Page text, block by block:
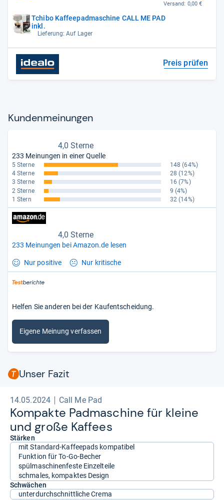
Tchibo Kaffeepadmaschine CALL ME PAD
inkl.
Lieferung: Auf Lager
Versand: 0,00 €
Preis prüfen
Kun­den­mei­nun­gen
4,0 Sterne
233 Meinungen in einer Quelle
5 Sterne 148 (64%)
4 Sterne
28 (12%)
3 Sterne
16 (7%)
2 Sterne
9 (4%)
1 Stern
32 (14%)
4,0 Sterne
233 Meinungen bei Amazon.de lesen
Nur positive Nur kritische
Helfen Sie anderen bei der Kaufentscheidung.
Eigene Meinung verfassen
Unser Fazit
14.05.2024 Call Me Pad
Kom­pakte Pad­ma­schine für kleine
und große Kaf­fees
Stärken
mit Standard-Kaffeepads kompatibel
Funktion für To-Go-Becher
spülmaschinenfeste Einzelteile
schmales, kompaktes Design
Schwächen
unterdurchschnittliche Crema